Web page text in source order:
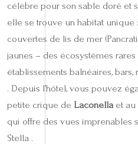
célèbre pour son sable doré et
elle se trouve un habitat unique
couvertes de lis de mer
jaunes – des écosystèmes
établissements balnéaires,
. Depuis l’hôtel, vous pouvez
petite crique de Laconellaet au
qui offre des vues imprenables
Stella .